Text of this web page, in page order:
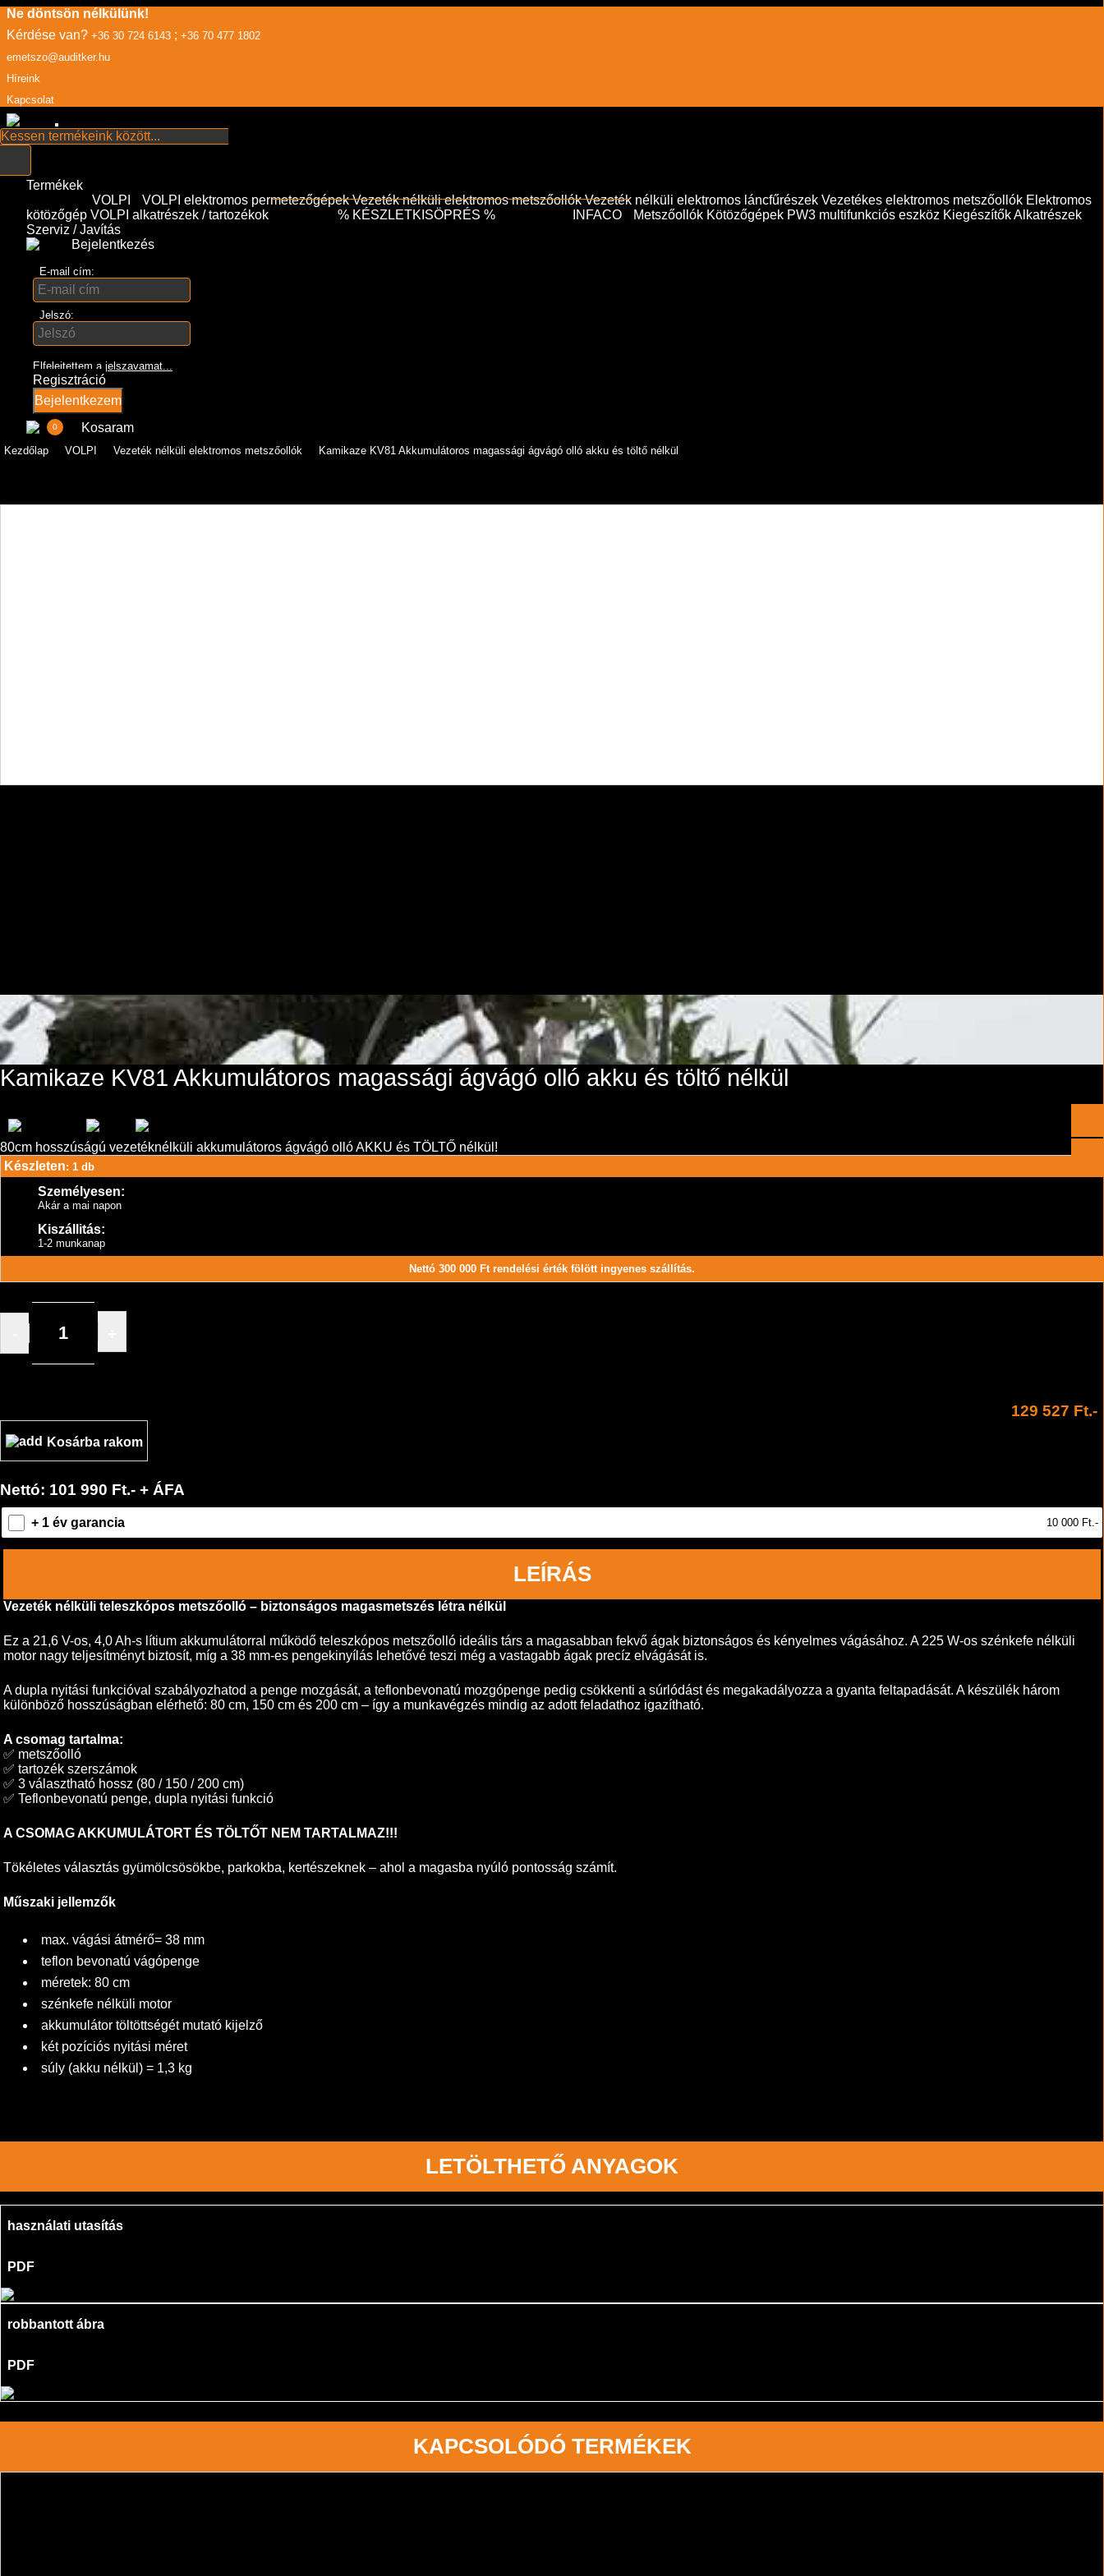
Ne döntsön nélkülünk!
Kérdése van? +36 30 724 6143 ; +36 70 477 1802
emetszo@auditker.hu
Híreink
Kapcsolat
Termékek
VOLPI
VOLPI elektromos permetezőgépek Vezeték nélküli elektromos metszőollók Vezeték nélküli elektromos láncfűrészek Vezetékes elektromos metszőollók Elektromos
kötözőgép VOLPI alkatrészek / tartozékok % KÉSZLETKISÖPRÉS % INFACO Metszőollók Kötözőgépek PW3 multifunkciós eszköz KiegészítőkAlkatrészek
Szerviz / Javítás
Bejelentkezés
E-mail cím:
Jelszó:
Elfelejtettem a jelszavamat...
Regisztráció
Bejelentkezem
Kosaram
0
Kezdőlap VOLPI Vezeték nélküli elektromos metszőollók Kamikaze KV81 Akkumulátoros magassági ágvágó olló akku és töltő nélkül
Kamikaze KV81 Akkumulátoros magassági ágvágó olló akku és töltő nélkül
80cm hosszúságú vezetéknélküli akkumulátoros ágvágó olló AKKU és TÖLTŐ nélkül!
Készleten: 1 db
Személyesen:
Akár a mai napon
Kiszállitás:
1-2 munkanap
Nettó 300 000 Ft rendelési érték fölött ingyenes szállítás.
129 527 Ft.-
Kosárba rakom
Nettó: 101 990 Ft.- + ÁFA
+ 1 év garancia 10 000 Ft.-
LEÍRÁS
Vezeték nélküli teleszkópos metszőolló – biztonságos magasmetszés létra nélkül
Ez a 21,6 V-os, 4,0 Ah-s lítium akkumulátorral működő teleszkópos metszőolló ideális társ a magasabban fekvő ágak biztonságos és kényelmes vágásához. A 225 W-os szénkefe nélküli
motor nagy teljesítményt biztosít, míg a 38 mm-es pengekinyílás lehetővé teszi még a vastagabb ágak precíz elvágását is.
A dupla nyitási funkcióval szabályozhatod a penge mozgását, a teflonbevonatú mozgópenge pedig csökkenti a súrlódást és megakadályozza a gyanta feltapadását. A készülék három
különböző hosszúságban elérhető: 80 cm, 150 cm és 200 cm – így a munkavégzés mindig az adott feladathoz igazítható.
A csomag tartalma:
✅ metszőolló
✅ tartozék szerszámok
✅ 3 választható hossz (80 / 150 / 200 cm)
✅ Teflonbevonatú penge, dupla nyitási funkció
A CSOMAG AKKUMULÁTORT ÉS TÖLTŐT NEM TARTALMAZ!!!
Tökéletes választás gyümölcsösökbe, parkokba, kertészeknek – ahol a magasba nyúló pontosság számít.
Műszaki jellemzők
max. vágási átmérő= 38 mm
teflon bevonatú vágópenge
méretek: 80 cm
szénkefe nélküli motor
akkumulátor töltöttségét mutató kijelző
két pozíciós nyitási méret
súly (akku nélkül) = 1,3 kg
LETÖLTHETŐ ANYAGOK
használati utasítás
PDF
robbantott ábra
PDF
KAPCSOLÓDÓ TERMÉKEK